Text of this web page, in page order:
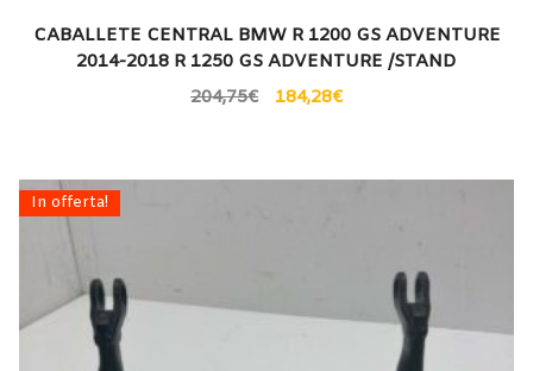
CABALLETE CENTRAL BMW R 1200 GS ADVENTURE
2014-2018 R 1250 GS ADVENTURE /STAND
204,75€ 184,28€
In offerta!